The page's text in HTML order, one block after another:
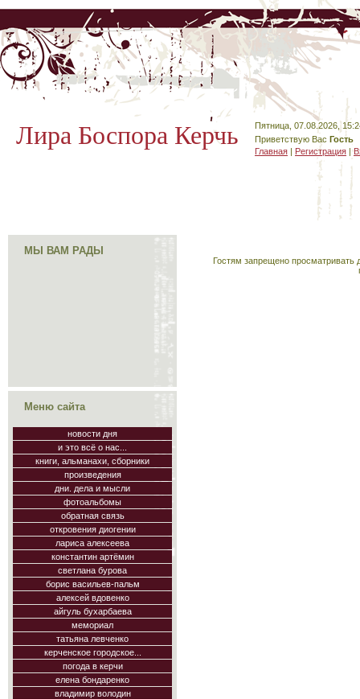
Лира Боспора Керчь
Пятница, 07.08.2026,
Приветствую Вас Гость
Главная | Регистрация |
МЫ ВАМ РАДЫ
Меню сайта
новости дня
и это всё о нас...
книги, альманахи, сборники
произведения
дни. дела и мысли
фотоальбомы
обратная связь
откровения диогении
лариса алексеева
константин артёмин
светлана бурова
борис васильев-пальм
алексей вдовенко
айгуль бухарбаева
мемориал
татьяна левченко
керченское городское...
погода в керчи
елена бондаренко
владимир володин
Гостям запрещено просматривать